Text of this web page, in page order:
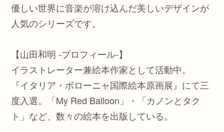
優しい世界に音楽が溶け込んだ美しいデザインが
人気のシリーズです。
【山田和明 -プロフィール-】
イラストレーター兼絵本作家として活動中。
『イタリア・ボローニャ国際絵本原画展』にて三
度入選。「My Red Balloon」・「カノンとタク
ト」など、数々の絵本を出版している。